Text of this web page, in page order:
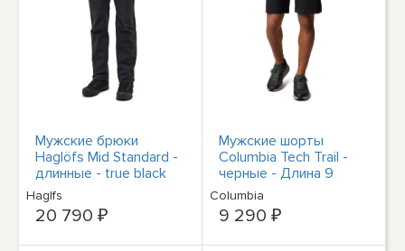
Мужские брюки
Haglöfs Mid Standard -
длинные - true black
2C5
Haglfs
20 790 ₽
Мужские шорты
Columbia Tech Trail -
черные - Длина 9
дюймов
Columbia
9 290 ₽